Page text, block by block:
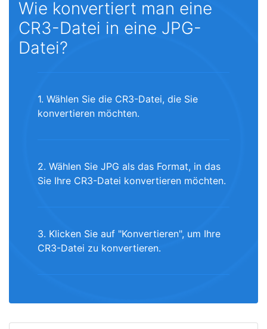
Wie konvertiert man eine
CR3-Datei in eine JPG-
Datei?
1. Wählen Sie die CR3-Datei, die Sie
konvertieren möchten.
2. Wählen Sie JPG als das Format, in das
Sie Ihre CR3-Datei konvertieren möchten.
3. Klicken Sie auf "Konvertieren", um Ihre
CR3-Datei zu konvertieren.